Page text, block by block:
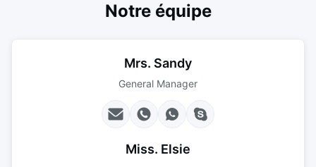
Notre équipe
Mrs. Sandy
General Manager
Miss. Elsie